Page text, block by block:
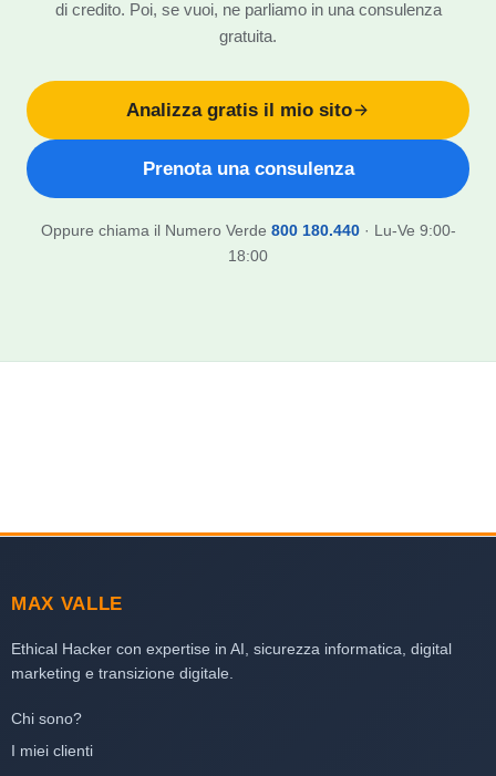
di credito. Poi, se vuoi, ne parliamo in una consulenza
gratuita.
Analizza gratis il mio sito
Prenota una consulenza
Oppure chiama il Numero Verde 800 180.440· Lu-Ve 9:00-
18:00
MAX VALLE
Ethical Hacker con expertise in AI, sicurezza informatica, digital
marketing e transizione digitale.
Chi sono?
I miei clienti